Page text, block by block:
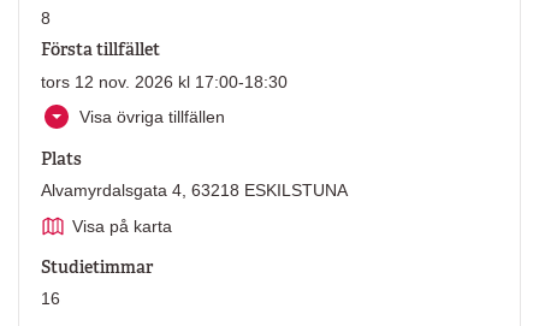
8
Första tillfället
tors 12 nov. 2026 kl 17:00-18:30
Visa övriga tillfällen
Plats
Alvamyrdalsgata 4, 63218 ESKILSTUNA
Visa på karta
Studietimmar
16